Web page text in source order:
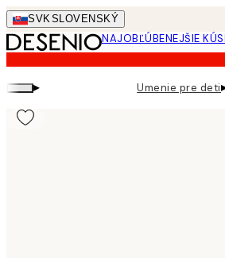
Skip
to
main
content.
SVKSLOVENSKÝ
NAJOBĽÚBENEJŠIE
▸ Umenie pre deti